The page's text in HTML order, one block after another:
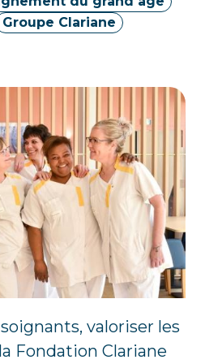
Groupe Clariane
valoriser les
Fondation Clariane